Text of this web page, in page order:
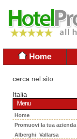
Home
cerca nel sito
Italia
Menu
Home
Promuovi la tua azienda
Alberghi Vallarsa